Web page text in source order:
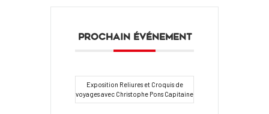
PROCHAIN ÉVÉNEMENT
Exposition Reliures et Croquis de
voyages avec Christophe Pons Capitaine